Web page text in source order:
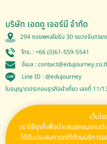
บริษัท เอดดู เจอร์นี จำกัด
294 ซอยพหลโยธิน 30 แขวงจันทรเ
โทร. :+66 (0)61-559-5541
อีเมล :
Line ID :@edujourney
ใบอนุญาตประกอบธุรกิจนำเที่ยว เลขที่ 11/
เว็บไ
เราใช้คุกกี้เพื่อนำเสนอคอนเทน
ได้รับประสบการณ์ที่ดีบนบริการข